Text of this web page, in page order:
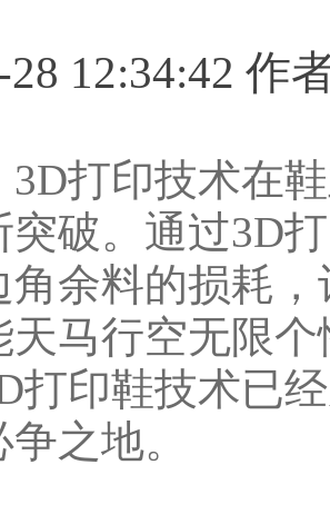
12:34:42 作
3D打印技术在
突破。通过3D
角余料的损耗
天马行空无限
打印鞋技术已
之地。